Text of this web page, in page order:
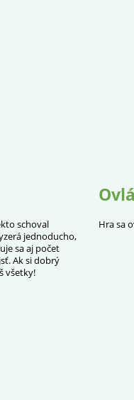
schoval
jednoducho,
sa aj počet
Ak si dobrý
všetky!
Hra sa